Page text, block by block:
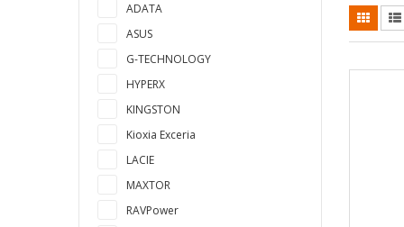
ADATA
ASUS
G-TECHNOLOGY
HYPERX
KINGSTON
Kioxia Exceria
LACIE
MAXTOR
RAVPower